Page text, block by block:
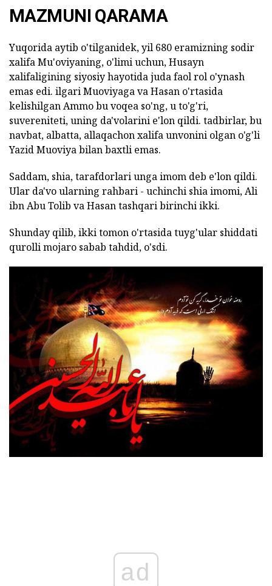
MAZMUNI QARAMA
Yuqorida aytib o'tilganidek, yil 680 eramizning sodir
xalifa Mu'oviyaning, o'limi uchun, Husayn
xalifaligining siyosiy hayotida juda faol rol o'ynash
emas edi. ilgari Muoviyaga va Hasan o'rtasida
kelishilgan Ammo bu voqea so'ng, u to'g'ri,
suvereniteti, uning da'volarini e'lon qildi. tadbirlar, bu
navbat, albatta, allaqachon xalifa unvonini olgan o'g'li
Yazid Muoviya bilan baxtli emas.
Saddam, shia, tarafdorlari unga imom deb e'lon qildi.
Ular da'vo ularning rahbari - uchinchi shia imomi, Ali
ibn Abu Tolib va Hasan tashqari birinchi ikki.
Shunday qilib, ikki tomon o'rtasida tuyg'ular shiddati
qurolli mojaro sabab tahdid, o'sdi.
ad